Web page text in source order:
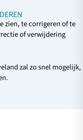
zien, te corrigeren of te
of verwijdering
zal zo snel mogelijk,